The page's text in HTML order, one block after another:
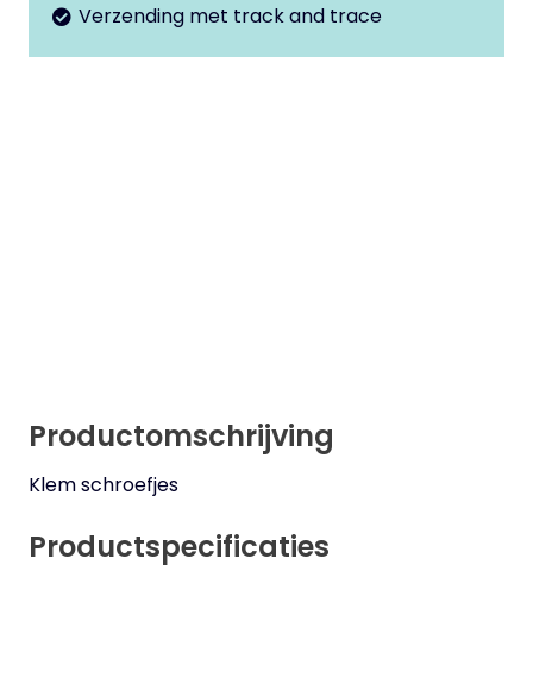
Verzending met track and trace
Productomschrijving
Klem schroefjes
Productspecificaties